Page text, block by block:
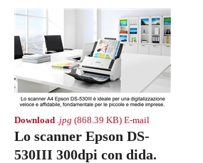
Download .jpg (868.39 KB) E-mail
Lo scanner Epson DS-
530III 300dpi con dida.